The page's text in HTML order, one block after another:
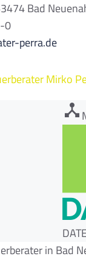
Bad
0
perra.de
in Bad